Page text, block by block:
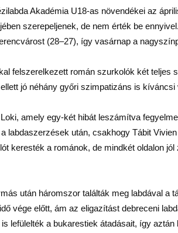
Akadémia U18-as növendékei az
szerepeljenek, de nem érték be
(28–27), így vasárnap a
felszerelkezett román szurkolók két teljes
jó néhány győri szimpatizáns is kíváncsi
amely egy-két hibát leszámítva
labdaszerzések után, csakhogy Tábit
keresték a románok, de mindkét oldalon
után háromszor találták meg labdával a
vége előtt, ám az eligazítást debreceni
lefülelték a bukarestiek átadásait, így